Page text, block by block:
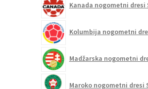
Kanada nogometni dresi
Kolumbija nogometni
Madžarska nogometni
Maroko nogometni dresi